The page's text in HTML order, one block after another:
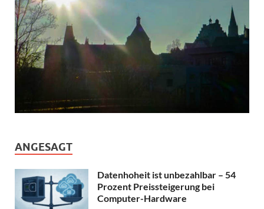
ANGESAGT
Datenhoheit ist unbezahlbar – 54
Prozent Preissteigerung bei
Computer-Hardware